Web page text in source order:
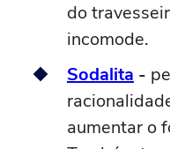
do
incomode.
Sodalita -
aumentar o